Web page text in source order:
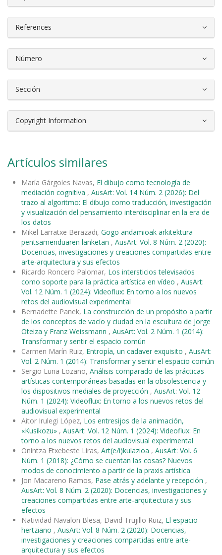
References
Número
Sección
Copyright Information
Artículos similares
María Gárgoles Navas, El dibujo como tecnología de
mediación cognitiva , AusArt: Vol. 14 Núm. 2 (2026): Del
trazo al algoritmo: El dibujo como traducción, investigación
y visualización del pensamiento interdisciplinar en la era de
los datos
Mikel Larratxe Berazadi, Gogo andamioak arkitektura
pentsamenduaren lanketan , AusArt: Vol. 8 Núm. 2 (2020):
Docencias, investigaciones y creaciones compartidas entre
arte-arquitectura y sus efectos
Ricardo Roncero Palomar, Los intersticios televisados
como soporte para la práctica artística en vídeo , AusArt:
Vol. 12 Núm. 1 (2024): Videoflux: En torno a los nuevos
retos del audiovisual experimental
Bernadette Panek, La construcción de un propósito a partir
de los conceptos de vacío y ciudad en la escultura de Jorge
Oteiza y Franz Weissmann , AusArt: Vol. 2 Núm. 1 (2014):
Transformar y sentir el espacio común
Carmen Marín Ruiz, Entropía, un cadaver exquisito , AusArt:
Vol. 2 Núm. 1 (2014): Transformar y sentir el espacio común
Sergio Luna Lozano, Análisis comparado de las prácticas
artísticas contemporáneas basadas en la obsolescencia y
los dispositivos mediales de proyección , AusArt: Vol. 12
Núm. 1 (2024): Videoflux: En torno a los nuevos retos del
audiovisual experimental
Aitor Irulegi López, Los entresijos de la animación,
«Kusikozu» , AusArt: Vol. 12 Núm. 1 (2024): Videoflux: En
torno a los nuevos retos del audiovisual experimental
Onintza Etxebeste Liras, Art(e/i)kulazioa , AusArt: Vol. 6
Núm. 1 (2018): ¿Cómo se cuentan las cosas? Nuevos
modos de conocimiento a partir de la praxis artística
Jon Macareno Ramos, Pase atrás y adelante y recepción ,
AusArt: Vol. 8 Núm. 2 (2020): Docencias, investigaciones y
creaciones compartidas entre arte-arquitectura y sus
efectos
Natividad Navalon Blesa, David Trujillo Ruiz, El espacio
hertziano , AusArt: Vol. 8 Núm. 2 (2020): Docencias,
investigaciones y creaciones compartidas entre arte-
arquitectura y sus efectos